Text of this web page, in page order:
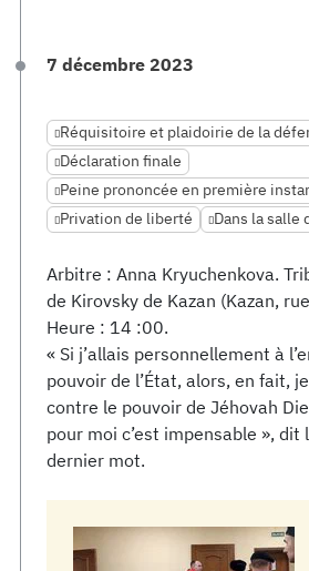
7 décembre 2023
Réquisitoire et plaidoirie de la
Déclaration finale
Peine prononcée en première
Privation de liberté
Dans la salle
Arbitre : Anna Kryuchenkova.
de Kirovsky de Kazan (Kazan,
Heure : 14 :00.
« Si j’allais personnellement à
pouvoir de l’État, alors, en fait,
contre le pouvoir de Jéhovah
pour moi c’est impensable », dit
dernier mot.